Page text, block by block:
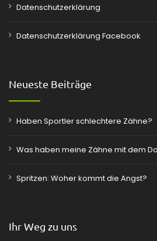
Datenschutzerklärung
Datenschutzerklärung Facebook
Neueste Beiträge
Haben Sportler schlechtere Zähne?
Was haben meine Zähne mit dem
Spritzen: Woher kommt die Angst?
Ihr Weg zu uns